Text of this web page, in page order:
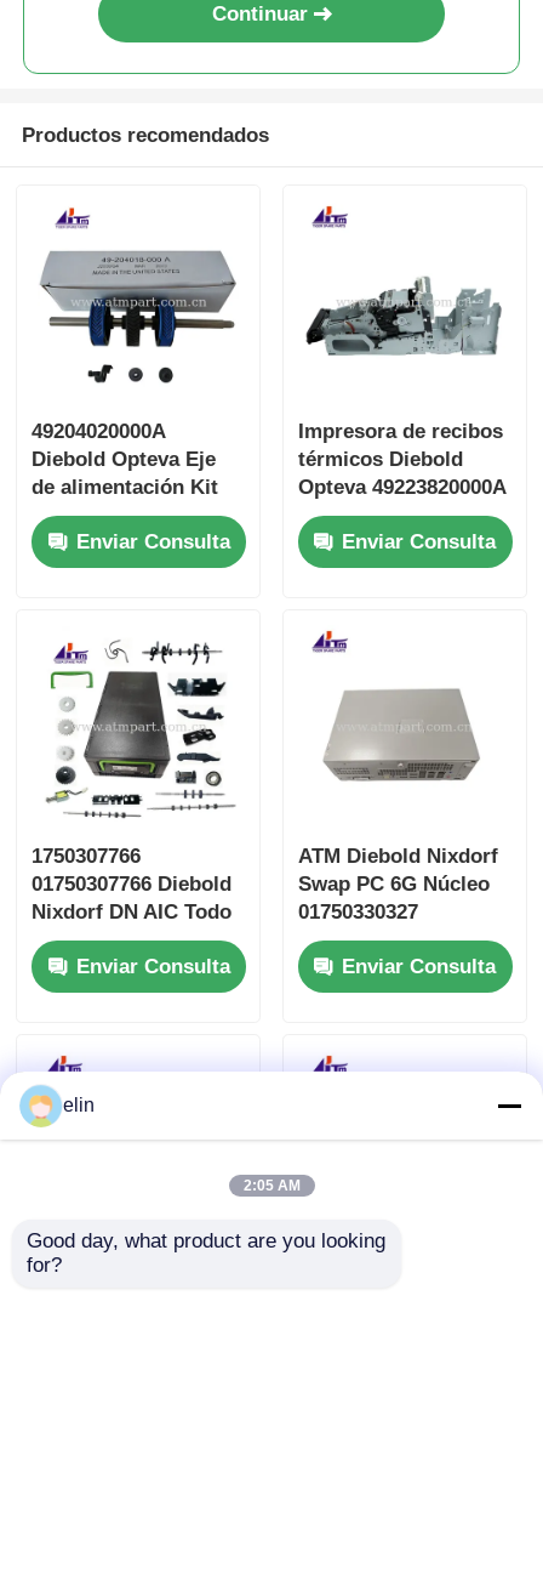
Continuar
Productos recomendados
49204020000A
Diebold Opteva Eje
de alimentación Kit
PM Partes de cajeros
automáticos
agresivos
Enviar Consulta
Impresora de recibos
térmicos Diebold
Opteva 49223820000A
49-223820-000A
Enviar Consulta
1750307766
01750307766 Diebold
Nixdorf DN AIC Todo
en casete Desnudo
SeguroEnviar Consulta
ATM Diebold Nixdorf
Swap PC 6G Núcleo
01750330327
1750330327
Enviar Consulta
elin
2:05 AM
Good day, what product are you looking
for?